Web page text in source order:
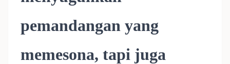
pemandangan yang
memesona, tapi juga